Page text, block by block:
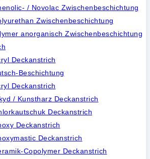
/ Novolac Zwischenbeschichtung
Zwischenbeschichtung
anorganisch Zwischenbeschichtung
Deckanstrich
Beschichtung
Deckanstrich
/ Kunstharz Deckanstrich
Deckanstrich
Deckanstrich
Deckanstrich
Copolymer Deckanstrich